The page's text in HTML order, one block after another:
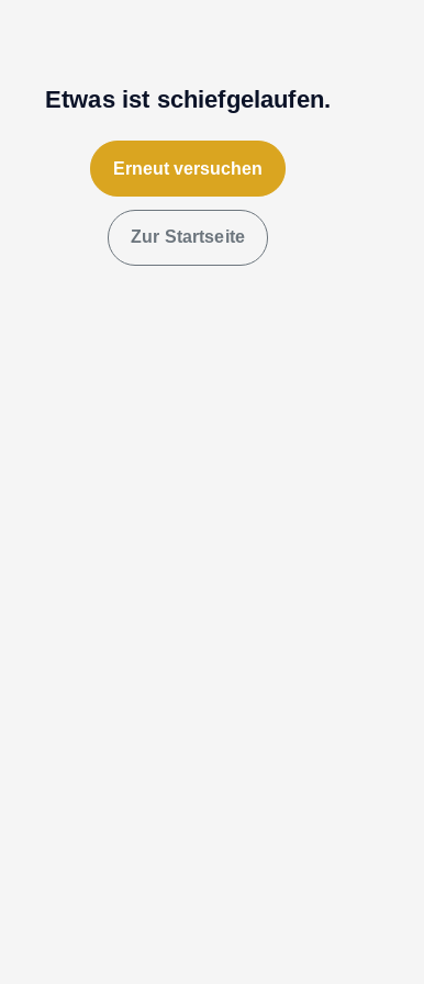
Etwas ist schiefgelaufen.
Erneut versuchen
Zur Startseite